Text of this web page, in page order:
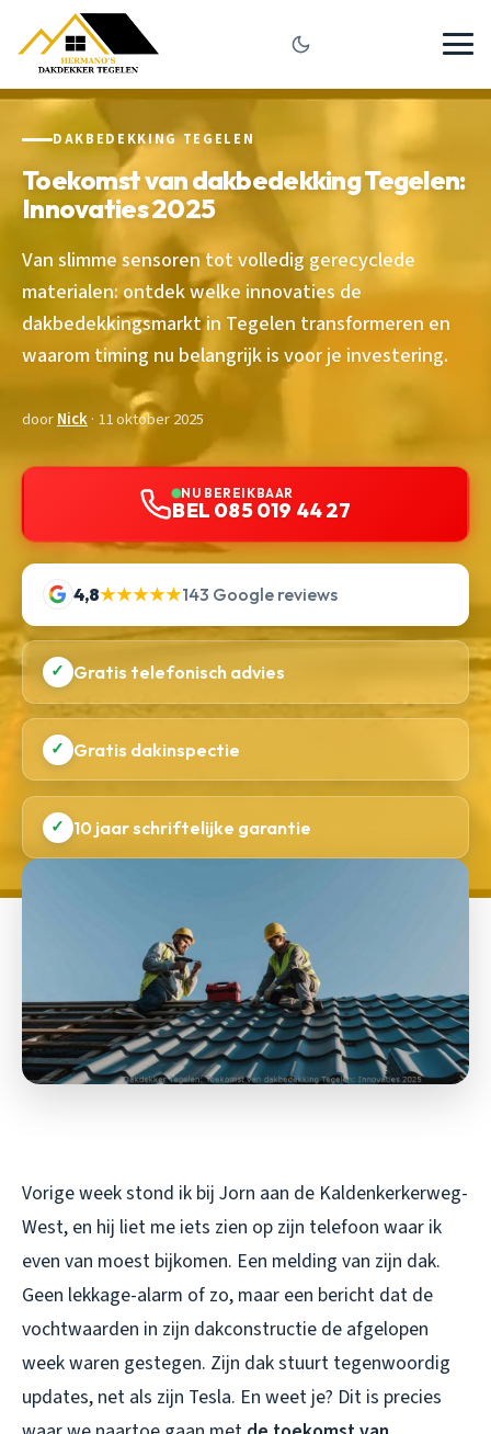
DAKBEDEKKING TEGELEN
Toekomst van dakbedekking Tegelen:
Innovaties 2025
Van slimme sensoren tot volledig gerecyclede
materialen: ontdek welke innovaties de
dakbedekkingsmarkt in Tegelen transformeren en
waarom timing nu belangrijk is voor je investering.
doorNick· 11 oktober 2025
NU BEREIKBAAR
BEL 085 019 44 27
4,8★★★★★143 Google reviews
✓ Gratis telefonisch advies
✓ Gratis dakinspectie
✓ 10 jaar schriftelijke garantie
Vorige week stond ik bij Jorn aan de Kaldenkerkerweg-
West, en hij liet me iets zien op zijn telefoon waar ik
even van moest bijkomen. Een melding van zijn dak.
Geen lekkage-alarm of zo, maar een bericht dat de
vochtwaarden in zijn dakconstructie de afgelopen
week waren gestegen. Zijn dak stuurt tegenwoordig
updates, net als zijn Tesla. En weet je? Dit is precies